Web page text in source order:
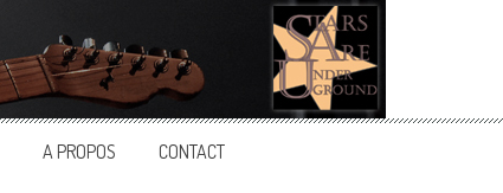
A PROPOS CONTACT